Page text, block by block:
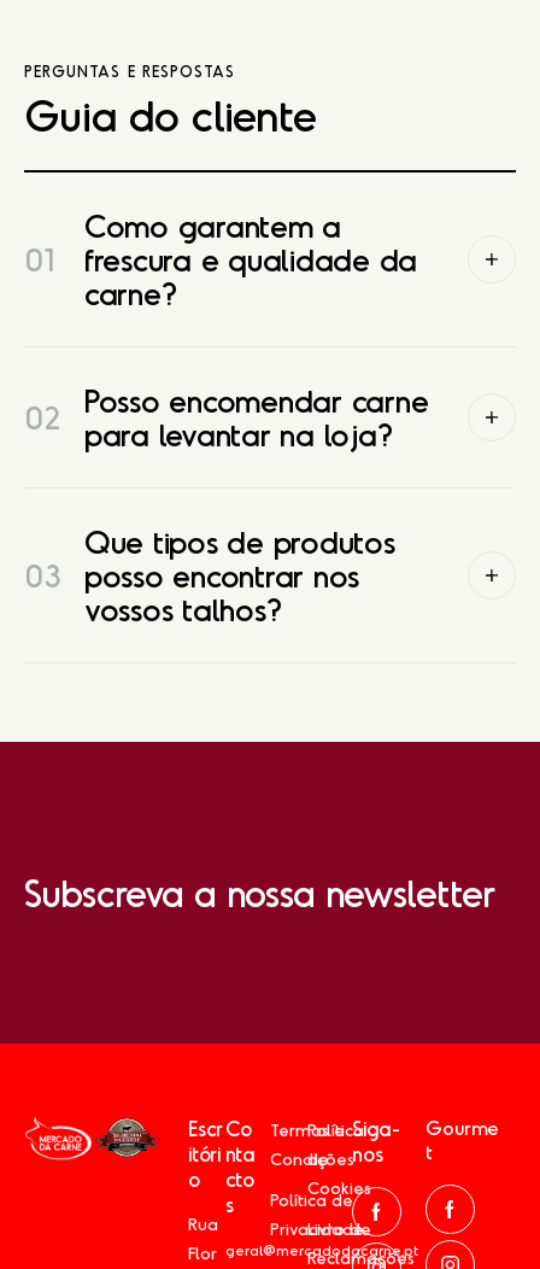
PERGUNTAS E RESPOSTAS
Guia do cliente
01
Como garantem a
frescura e qualidade da
carne?
02
Posso encomendar carne
para levantar na loja?
03
Que tipos de produtos
posso encontrar nos
vossos talhos?
Subscreva a nossa newsletter
Escr
itóri
o
Rua
Flor
Co
nta
cto
s
geral@mercadodacarne.pt
Termos e
Condições
Política de
Privacidade
Política
de
Cookies
Livro de
Reclamações
Siga-
nos
Gourme
t